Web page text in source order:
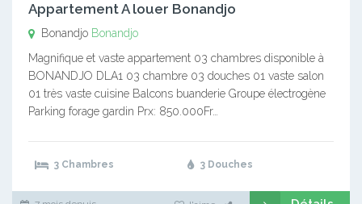
Appartement A louer Bonandjo
Bonandjo Bonandjo
Magnifique et vaste appartement 03 chambres disponible à
BONANDJO DLA1 03 chambre 03 douches 01 vaste salon
01 très vaste cuisine Balcons buanderie Groupe électrogène
Parking forage gardin Prx: 850.000Fr…
3 Chambres 3 Douches